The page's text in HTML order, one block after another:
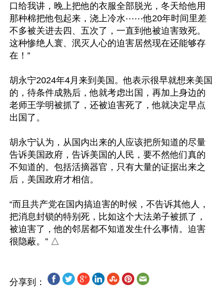
口给我讲，晚上把他的衣服全部脱光，冬天给他用
那种棉把他包起来，浇上冷水⋯⋯他20年时间里差
不多被关进去四、五次了，一直到他被迫害致死。
这种惨绝人寰、泯灭人心的迫害居然现在还能够存
在！”
胡永宁2024年4月来到美国。他表示很早就想来美国
的，待条件成熟后，他就考虑出国，再加上身边的
老师王学明被抓了，还被迫害死了，他就决定早点
出国了。
胡永宁认为，从国内出来的人应该把所知道的尽量
告诉美国政府，告诉美国的人民，要不然他们真的
不知道的。包括活摘器官，只有大量的证据出来之
后，美国政府才相信。
“而且共产党在国内搞迫害的时候，不告诉其他人，
把消息封锁的特别死，比如这个大法弟子被抓了，
被迫害了，他的邻居都不知道发生什么事情。迫害
分享到：